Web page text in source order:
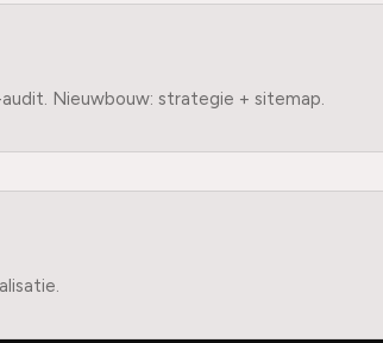
Nieuwbouw: strategie + sitemap.